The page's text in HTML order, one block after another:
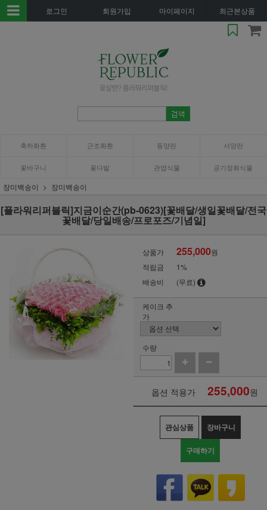
로그인 회원가입 마이페이지 최근본상품
축하화환 근조화환 동양란 서양란
꽃바구니 꽃다발 관엽식물 공기정화식물
장미백송이 장미백송이
[플라워리퍼블릭]지금이순간(pb-0623)[꽃배달/생일꽃배달/전국
꽃배달/당일배송/프로포즈/기념일]
상품가 255,000원
적립금
1%
배송비
(무료)
케이크 추
가
수량
옵션 적용가 255,000원
관심상품 장바구니
구매하기